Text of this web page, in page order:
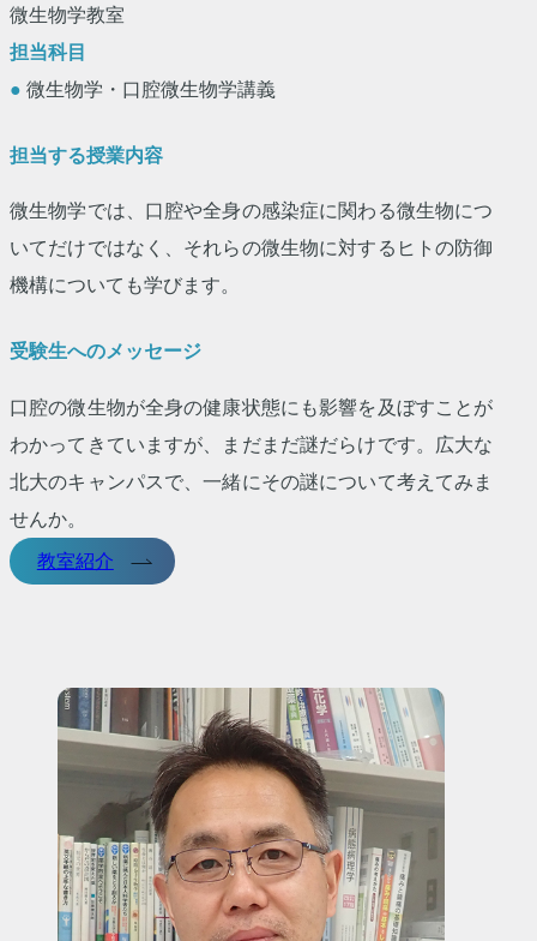
微生物学教室
担当科目
● 微生物学・口腔微生物学講義
担当する授業内容
微生物学では、口腔や全身の感染症に関わる微生物につ
いてだけではなく、それらの微生物に対するヒトの防御
機構についても学びます。
受験生へのメッセージ
口腔の微生物が全身の健康状態にも影響を及ぼすことが
わかってきていますが、まだまだ謎だらけです。広大な
北大のキャンパスで、一緒にその謎について考えてみま
せんか。
教室紹介